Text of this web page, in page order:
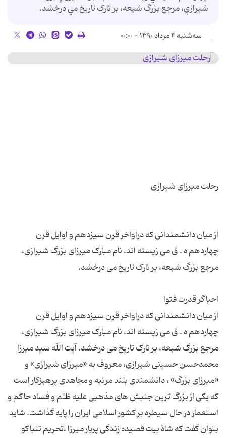
شيرازي، مرجع بزرگ شيعه، بر تارک تاريخ مي درخشد.
سه‌شنبه ۴ مرداد ۱۳۹۰ - ۰۰:۰۰
از میان دانشمندانی که دراواخر قرن سیزدهم و اوایل قرن
چهاردهم ه . ق می زیسته اند، نام مبارک میرزای بزرگ شیرازی،
از میان دانشمندانی که دراواخر قرن سیزدهم و اوایل قرن
چهاردهم ه . ق می زیسته اند، نام مبارک میرزای بزرگ شیرازی،
مرجع بزرگ شیعه، بر تارک تاریخ می درخشد. آیت اللّه سید میرزا
محمدحسن حسینی شیرازی، معروف به «میرزای شیرازی» و
«میرزای بزرگ» ، دانشمندی بلند مرتبه و مجاهدی پرهیزکار است
که یکی از بزرگ ترین جنبش های مذهبی علیه ظلم و فساد حاکم و
استعمار در حال سیطره بر کشور اسلامی ایران را پایه گذاشت. شاید
بتوان گفت که شاهْ بیت قصیده زندگی پربار میرزا ،تحریم تنباکو